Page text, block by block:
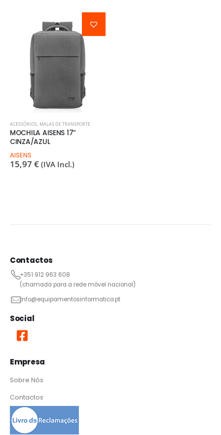
ACESSÓRIOS, MALAS DE TRANSPORTE
MOCHILA AISENS 17”
CINZA/AZUL
AISENS
15,97 € (IVA Incl.)
Contactos
+351 912 963 608
(chamada para a rede móvel nacional)
info@equipamentosinformatica.pt
Social
Empresa
Sobre Nós
Contactos